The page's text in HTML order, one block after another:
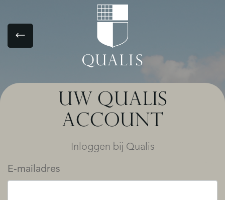
UW QUALIS
ACCOUNT
Inloggen bij Qualis
E-mailadres